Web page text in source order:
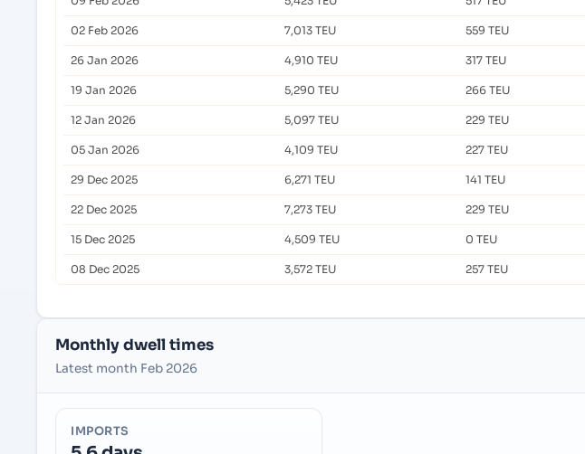
02 Feb 2026 7,013 TEU 559 TEU
26 Jan 2026 4,910 TEU 317 TEU
19 Jan 2026 5,290 TEU 266 TEU
12 Jan 2026 5,097 TEU 229 TEU
05 Jan 2026 4,109 TEU 227 TEU
29 Dec 2025 6,271 TEU 141 TEU
22 Dec 2025 7,273 TEU 229 TEU
15 Dec 2025 4,509 TEU 0 TEU
08 Dec 2025 3,572 TEU 257 TEU
Monthly dwell times
Latest month Feb 2026
IMPORTS